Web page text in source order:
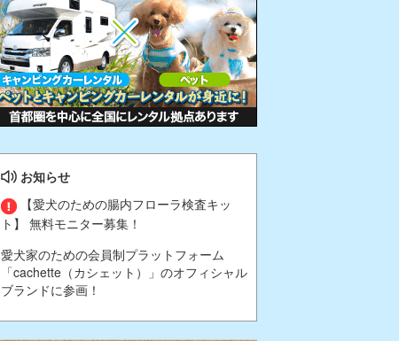
お知らせ
【愛犬のための腸内フローラ検査キッ
ト】 無料モニター募集！
愛犬家のための会員制プラットフォーム
「cachette（カシェット）」のオフィシャル
ブランドに参画！